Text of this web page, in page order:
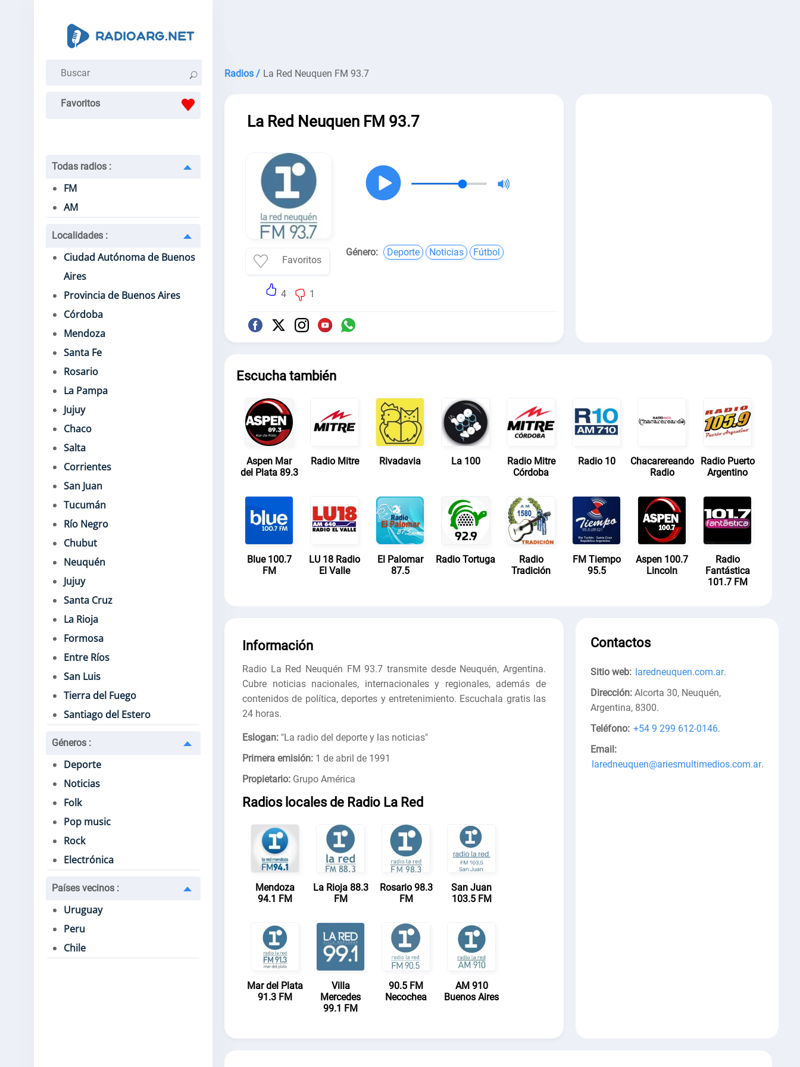
Favoritos
Todas radios :
FM
AM
Localidades :
Ciudad Autónoma de Buenos
Aires
Provincia de Buenos Aires
Córdoba
Mendoza
Santa Fe
Rosario
La Pampa
Jujuy
Chaco
Salta
Corrientes
San Juan
Tucumán
Río Negro
Chubut
Neuquén
Jujuy
Santa Cruz
La Rioja
Formosa
Entre Ríos
San Luis
Tierra del Fuego
Santiago del Estero
Géneros :
Deporte
Noticias
Folk
Pop music
Rock
Electrónica
Países vecinos :
Uruguay
Peru
Chile
Radios / La Red Neuquen FM 93.7
La Red Neuquen FM 93.7
Favoritos
4 1
Género: Deporte Noticias Fútbol
Escucha también
Aspen Mar
del Plata 89.3
Radio Mitre Rivadavia La 100
Radio Mitre
Córdoba
Radio 10
Chacarereando
Radio
Radio Puerto
Argentino
Blue 100.7
FM
LU 18 Radio
El Valle
El Palomar
87.5
Radio Tortuga
Radio
Tradición
FM Tiempo
95.5
Aspen 100.7
Lincoln
Radio
Fantástica
101.7 FM
Información
Radio La Red Neuquén FM 93.7 transmite desde Neuquén, Argentina.
Cubre noticias nacionales, internacionales y regionales, además de
contenidos de política, deportes y entretenimiento. Escuchala gratis las
24 horas.
Eslogan: "La radio del deporte y las noticias"
Primera emisión: 1 de abril de 1991
Propietario: Grupo América
Radios locales de Radio La Red
Mendoza
94.1 FM
La Rioja 88.3
FM
Rosario 98.3
FM
San Juan
103.5 FM
Mar del Plata
91.3 FM
Villa
Mercedes
99.1 FM
90.5 FM
Necochea
AM 910
Buenos Aires
Contactos
Sitio web: laredneuquen.com.ar.
Dirección: Alcorta 30, Neuquén,
Argentina, 8300.
Teléfono: +54 9 299 612-0146.
Email:
laredneuquen@ariesmultimedios.com.ar.